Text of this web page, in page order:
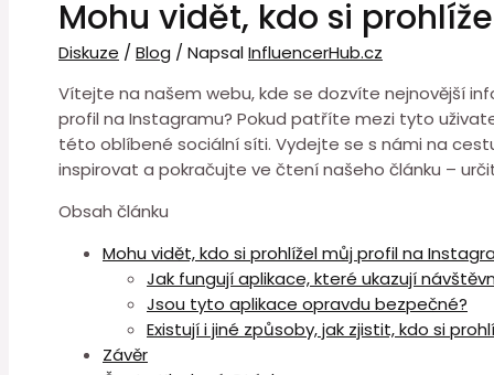
Mohu vidět, kdo si
Diskuze / Blog / NapsalInfluencerHub.cz
Vítejte na našem webu, kde se dozvíte nejnovější
profil na Instagramu? Pokud patříte mezi tyto
této oblíbené sociální síti. Vydejte se s námi na
inspirovat a pokračujte ve čtení našeho článku –
Obsah článku
Mohu vidět, kdo si prohlížel můj profil na
Jak fungují aplikace, které ukazují
Jsou tyto aplikace opravdu bezpečné?
Existují i jiné způsoby, jak zjistit, kdo si
Závěr